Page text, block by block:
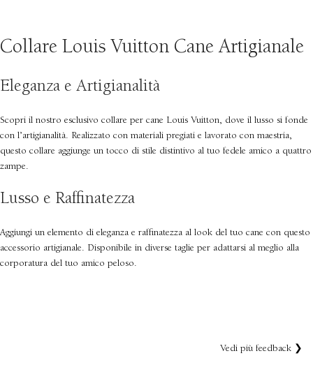
Collare Louis Vuitton Cane Artigianale
Eleganza e Artigianalità
Scopri il nostro esclusivo collare per cane Louis Vuitton, dove il lusso si fonde
con l’artigianalità. Realizzato con materiali pregiati e lavorato con maestria,
questo collare aggiunge un tocco di stile distintivo al tuo fedele amico a quattro
zampe.
Lusso e Raffinatezza
Aggiungi un elemento di eleganza e raffinatezza al look del tuo cane con questo
accessorio artigianale. Disponibile in diverse taglie per adattarsi al meglio alla
corporatura del tuo amico peloso.
Vedi più feedback ❯